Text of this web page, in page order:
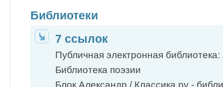
Библиотеки
7 ссылок
Публичная электронная
Библиотека поэзии
Блок Александр / Классика.ру -